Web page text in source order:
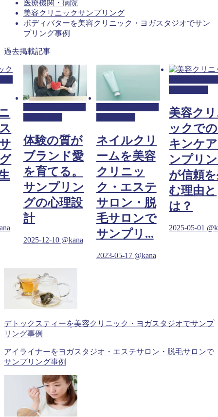
医療機関・病院
美容クリニックサンプリング
ボディバターを美容クリニック・ヨガスタジオでサン
プリング事例
過去掲載記事
体験の質が
ブランド愛
を育てる。
サンプリン
グの心理設
計
2025-12-10 @kana
ネイルクリ
ームを美容
クリニッ
ク・エステ
サロン・脱
毛サロンで
サンプリ...
2023-05-17 @kana
美容ク
ックで
キンケ
ンプリ
が信頼
む理由と
は？
2025-05-01
デトックスティーを美容クリニック・ヨガスタジオでサンプ
リング事例
アイライナーをヨガスタジオ・エステサロン・脱毛サロンで
サンプリング事例